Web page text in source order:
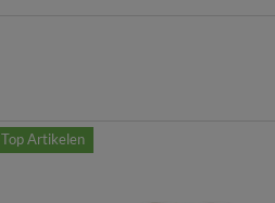
Top Artikelen